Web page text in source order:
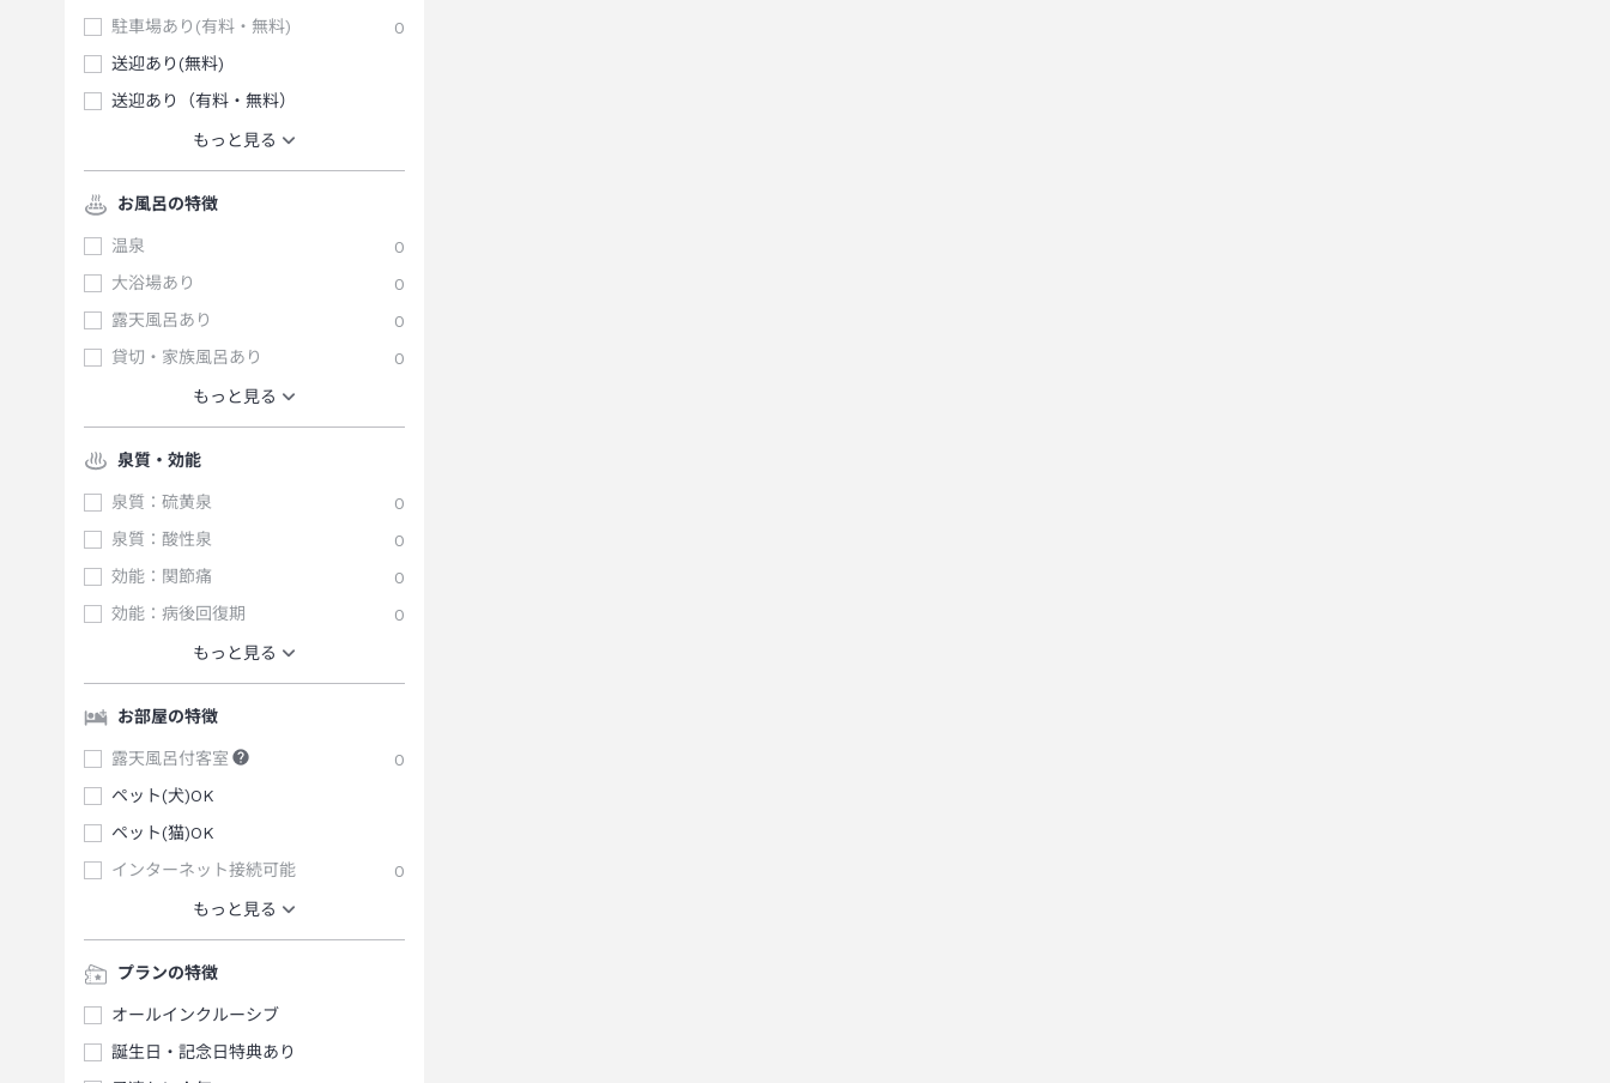
駐車場あり(有料・無料)
0
送迎あり(無料)
送迎あり（有料・無料）
もっと見る
お風呂の特徴
温泉
0
大浴場あり
0
露天風呂あり
0
貸切・家族風呂あり
0
もっと見る
泉質・効能
泉質：硫黄泉
0
泉質：酸性泉
0
効能：関節痛
0
効能：病後回復期
0
もっと見る
お部屋の特徴
露天風呂付客室
0
ペット(犬)OK
ペット(猫)OK
インターネット接続可能
0
もっと見る
プランの特徴
オールインクルーシブ
誕生日・記念日特典あり